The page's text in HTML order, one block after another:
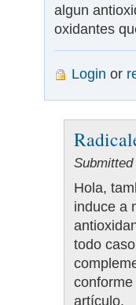
algun
oxidantes
Login or
Hola,
induce a
todo
artículo.